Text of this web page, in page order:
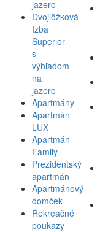
jazero
Dvojlôžková
Izba
Superior
s
výhľadom
na
jazero
Apartmány
Apartmán
LUX
Apartmán
Family
Prezidentský
apartmán
Apartmánový
domček
Rekreačné
poukazy